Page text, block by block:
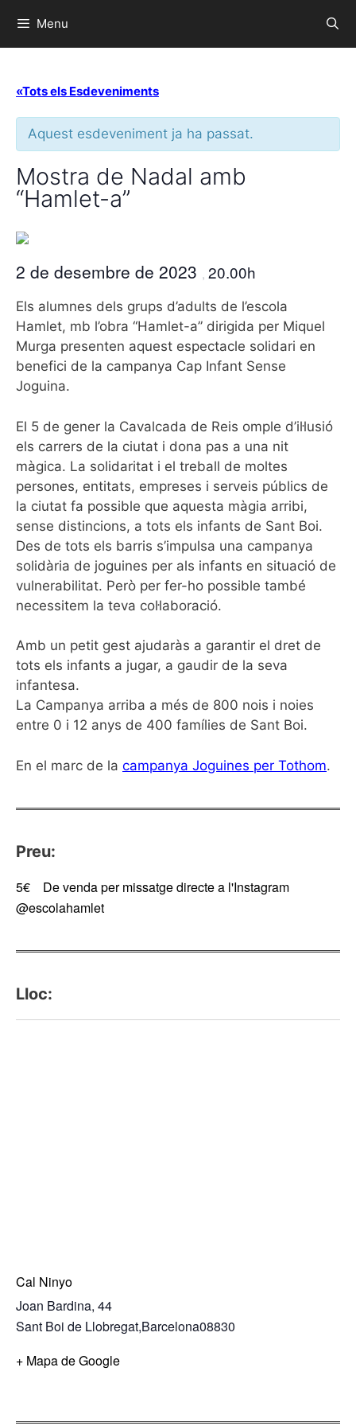
Menu
«Tots els Esdeveniments
Aquest esdeveniment ja ha passat.
Mostra de Nadal amb
“Hamlet-a”
2 de desembre de 2023 , 20.00h
Els alumnes dels grups d’adults de l’escola
Hamlet, mb l’obra “Hamlet-a” dirigida per Miquel
Murga presenten aquest espectacle solidari en
benefici de la campanya Cap Infant Sense
Joguina.
El 5 de gener la Cavalcada de Reis omple d’il·lusió
els carrers de la ciutat i dona pas a una nit
màgica. La solidaritat i el treball de moltes
persones, entitats, empreses i serveis públics de
la ciutat fa possible que aquesta màgia arribi,
sense distincions, a tots els infants de Sant Boi.
Des de tots els barris s’impulsa una campanya
solidària de joguines per als infants en situació de
vulnerabilitat. Però per fer-ho possible també
necessitem la teva col·laboració.
Amb un petit gest ajudaràs a garantir el dret de
tots els infants a jugar, a gaudir de la seva
infantesa.
La Campanya arriba a més de 800 nois i noies
entre 0 i 12 anys de 400 famílies de Sant Boi.
En el marc de la campanya Joguines per Tothom.
Preu:
5€
De venda per missatge directe a l'Instagram
@escolahamlet
Lloc:
Cal Ninyo
Joan Bardina, 44
Sant Boi de Llobregat,Barcelona08830
+ Mapa de Google